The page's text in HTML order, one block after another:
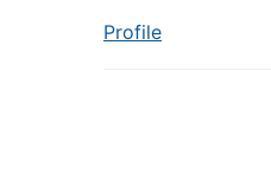
Profile